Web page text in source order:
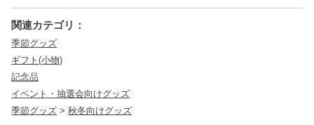
関連カテゴリ：
季節グッズ
ギフト(小物)
記念品
イベント・抽選会向けグッズ
季節グッズ > 秋冬向けグッズ